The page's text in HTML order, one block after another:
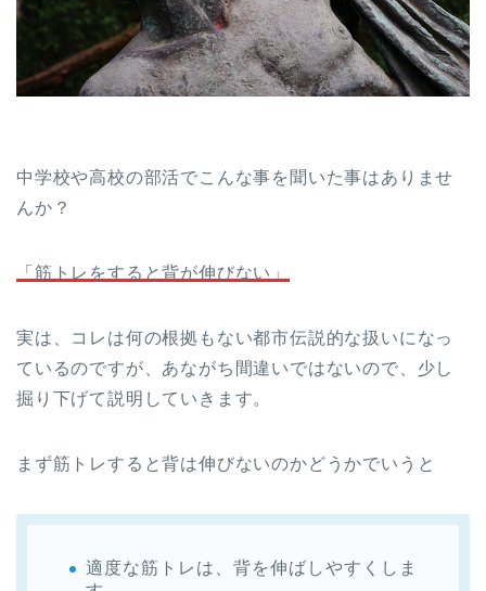
中学校や高校の部活でこんな事を聞いた事はありませ
んか？
「筋トレをすると背が伸びない」
実は、コレは何の根拠もない都市伝説的な扱いになっ
ているのですが、あながち間違いではないので、少し
掘り下げて説明していきます。
まず筋トレすると背は伸びないのかどうかでいうと
適度な筋トレは、背を伸ばしやすくしま